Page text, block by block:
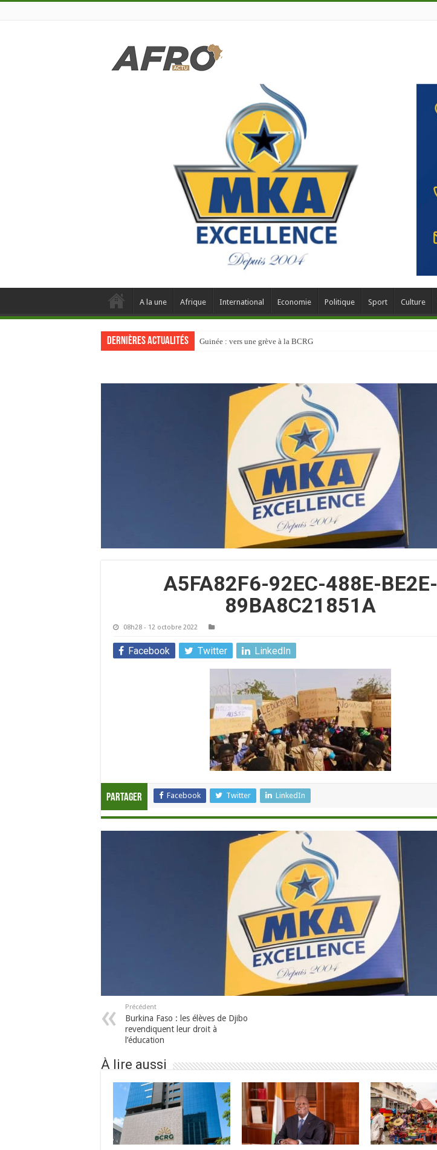
A la une Afrique International Economie Politique Sport Culture
Dernières actualités Guinée : vers une grève à la BCRG
A5FA82F6-92EC-488E-BE2E-
89BA8C21851A
08h28 - 12 octobre 2022
Facebook Twitter LinkedIn
Partager Facebook Twitter LinkedIn
Précédent
Burkina Faso : les élèves de Djibo
revendiquent leur droit à
l’éducation
À lire aussi